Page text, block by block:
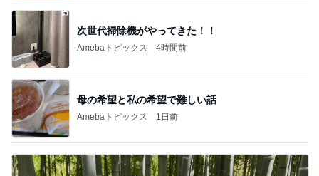
次世代掃除機がやってきた！！
Amebaトピックス 4時間前
母の希望と私の希望で難しい話
Amebaトピックス 1日前